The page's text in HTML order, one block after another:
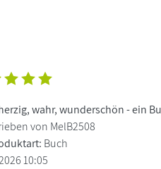
wahr, wunderschön - ein
von MelB2508
Buch
10:05